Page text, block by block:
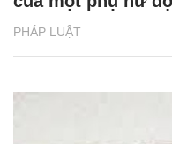
PHÁP LUẬT